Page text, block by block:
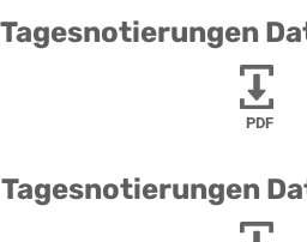
Tagesnotierungen
PDF
Tagesnotierungen